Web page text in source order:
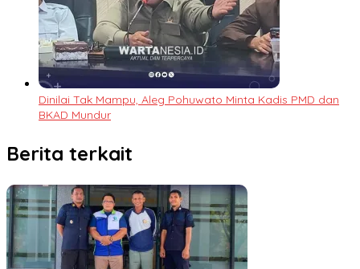
Dinilai Tak Mampu, Aleg Pohuwato Minta Kadis PMD dan
BKAD Mundur
Berita terkait